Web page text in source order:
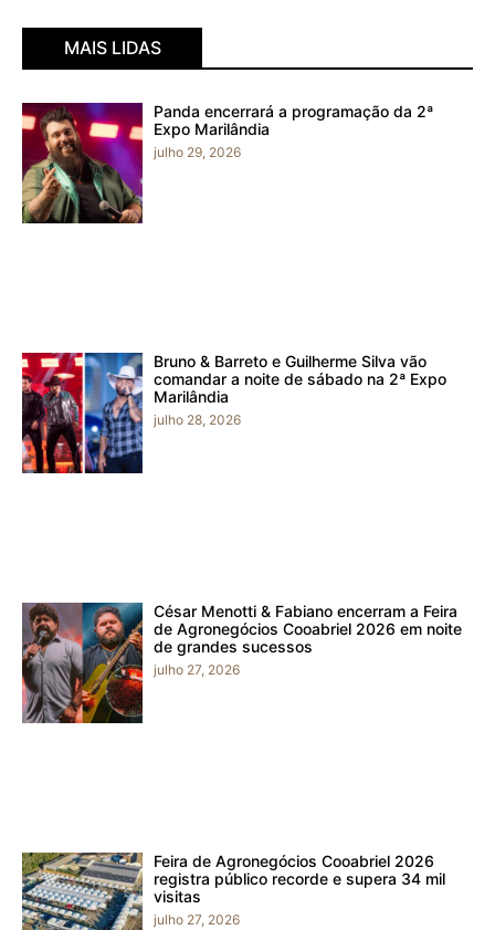
MAIS LIDAS
Panda encerrará a programação da 2ª
Expo Marilândia
julho 29, 2026
Bruno & Barreto e Guilherme Silva vão
comandar a noite de sábado na 2ª Expo
Marilândia
julho 28, 2026
César Menotti & Fabiano encerram a Feira
de Agronegócios Cooabriel 2026 em noite
de grandes sucessos
julho 27, 2026
Feira de Agronegócios Cooabriel 2026
registra público recorde e supera 34 mil
visitas
julho 27, 2026